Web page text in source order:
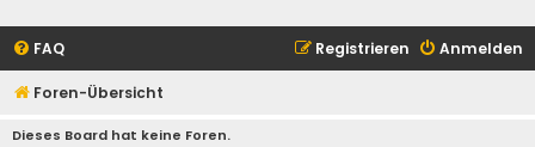
FAQ Anmelden
Registrieren
Foren-Übersicht
Dieses Board hat keine Foren.